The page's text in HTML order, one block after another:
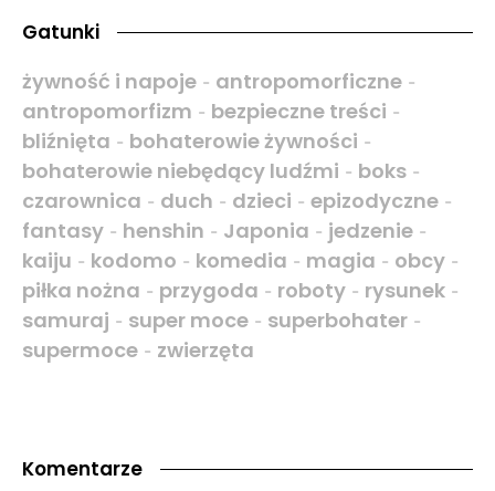
Gatunki
żywność i napoje - antropomorficzne -
antropomorfizm - bezpieczne treści -
bliźnięta - bohaterowie żywności -
bohaterowie niebędący ludźmi - boks -
czarownica - duch - dzieci - epizodyczne -
fantasy - henshin - Japonia - jedzenie -
kaiju - kodomo - komedia - magia - obcy -
piłka nożna - przygoda - roboty - rysunek -
samuraj - super moce - superbohater -
supermoce - zwierzęta
Komentarze